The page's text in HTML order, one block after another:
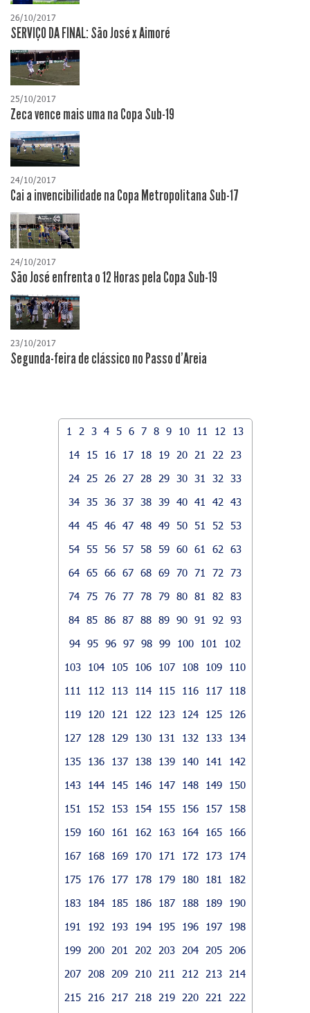
26/10/2017
SERVIÇO DA FINAL: São José x Aimoré
25/10/2017
Zeca vence mais uma na Copa Sub-19
24/10/2017
Cai a invencibilidade na Copa Metropolitana Sub-17
24/10/2017
São José enfrenta o 12 Horas pela Copa Sub-19
23/10/2017
Segunda-feira de clássico no Passo d'Areia
1 2 3 4 5 6 7 8 9 10 11 12
13
14
15 16 17 18 19 20 21 22
23
24
25 26 27 28 29 30 31 32
33
34 35 36 37 38 39 40 41 42
43
44 45 46 47 48 49 50 51 52
53
54 55 56 57 58 59 60 61 62
63
64 65 66 67 68 69 70 71 72
73
74 75 76 77 78 79 80 81 82
83
84 85 86 87 88 89 90 91 92
93
94 95 96 97 98 99 100 101
102
103
104 105 106 107 108 109
110
111
112 113 114 115 116 117
118
119
120 121 122 123 124 125
126
127
128 129 130 131 132 133
134
135
136 137 138 139 140 141
142
143
144 145 146 147 148 149
150
151
152 153 154 155 156 157
158
159
160 161 162 163 164 165
166
167
168 169 170 171 172 173
174
175
176 177 178 179 180 181
182
183
184 185 186 187 188 189
190
191
192 193 194 195 196 197
198
199
200 201 202 203 204 205
206
207
208 209 210 211 212 213
214
215
216 217 218 219 220 221
222